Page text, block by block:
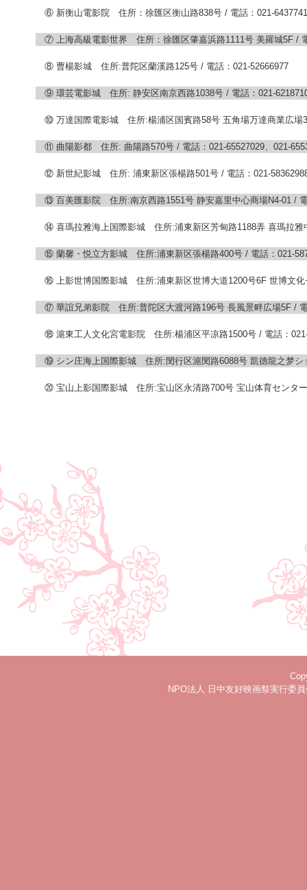
⑥ 新衡山電影院 住所：徐匯区衡山路838号 / 電話：021-
⑦ 上海高級電影世界 住所：徐匯区肇嘉浜路1111号 美羅城5F /
⑧ 曹楊影城 住所:普陀区蘭溪路125号 / 電話：021-52666977
⑨ 環芸電影城 住所: 静安区南京西路1038号 / 電話：021-
⑩ 万達国際電影城 住所:楊浦区国賓路58号 五角場万達商業広場
⑪ 曲陽影都 住所: 曲陽路570号 / 電話：021-65527029、021-
⑫ 新世紀影城 住所: 浦東新区張楊路501号 / 電話：021-
⑬ 百美匯影院 住所:南京西路1551号 静安嘉里中心商場N4-01 / 電
⑭ 喜瑪拉雅海上国際影城 住所:浦東新区芳甸路1188弄 喜瑪拉雅
⑮ 蘭馨・悦立方影城 住所:浦東新区張楊路400号 / 電話：021-
⑯ 上影世博国際影城 住所:浦東新区世博大道1200号6F 世博文化
⑰ 華誼兄弟影院 住所:普陀区大渡河路196号 長風景畔広場5F / 電
⑱ 滬東工人文化宮電影院 住所:楊浦区平凉路1500号 / 電話：021-
⑲ シン庄海上国際影城 住所:閔行区滬閔路6088号 凱德龍之梦シ
⑳ 宝山上影国際影城 住所:宝山区永清路700号 宝山体育センター
NPO法人 日中友好映画祭実行委